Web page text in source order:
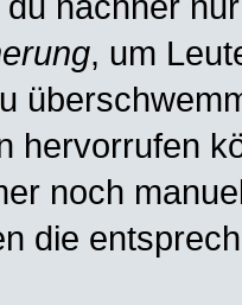
, um
hervorrufen
noch
die